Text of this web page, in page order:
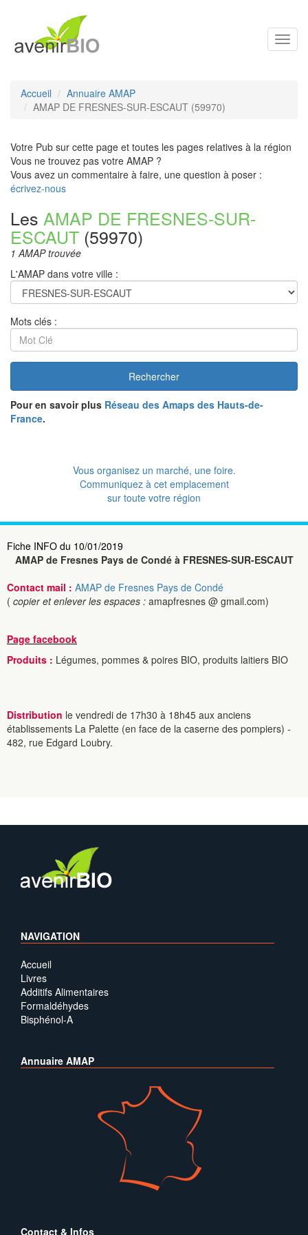
Accueil
Annuaire AMAP
AMAP DE FRESNES-SUR-ESCAUT (59970)
Votre Pub sur cette page et toutes les pages relatives à la région
Vous ne trouvez pas votre AMAP ?
Vous avez un commentaire à faire, une question à poser :
écrivez-nous
Les AMAP DE FRESNES-SUR-
ESCAUT (59970)
1 AMAP trouvée
L'AMAP dans votre ville :
Mots clés :
Rechercher
Pour en savoir plus Réseau des Amaps des Hauts-de-
France.
Vous organisez un marché, une foire.
Communiquez à cet emplacement
sur toute votre région
Fiche INFO du 10/01/2019
AMAP de Fresnes Pays de Condé à FRESNES-SUR-ESCAUT
Contact mail : AMAP de Fresnes Pays de Condé
( copier et enlever les espaces : amapfresnes @ gmail.com)
Page facebook
Produits : Légumes, pommes & poires BIO, produits laitiers BIO
Distribution le vendredi de 17h30 à 18h45 aux anciens
établissements La Palette (en face de la caserne des pompiers) -
482, rue Edgard Loubry.
NAVIGATION
Accueil
Livres
Additifs Alimentaires
Formaldéhydes
Bisphénol-A
Annuaire AMAP
Contact & Infos